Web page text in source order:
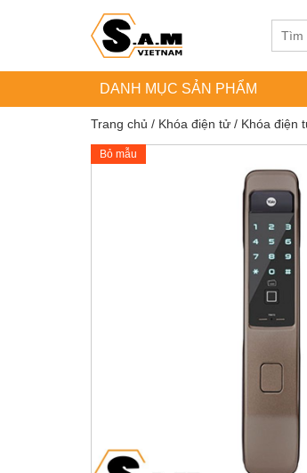
DANH MỤC SẢN PHẨM
Trang chủ / Khóa điện tử / Khóa điện
Bỏ mẫu